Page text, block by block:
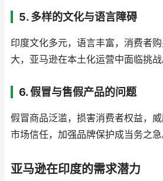
5. 多样的文化与语言障碍
印度文化多元，语言丰富，消费者
大，亚马逊在本土化运营中面临挑战
6. 假冒与售假产品的问题
假冒商品泛滥，损害消费者权益，
市场信任，加强品牌保护成当务之急
亚马逊在印度的需求潜力